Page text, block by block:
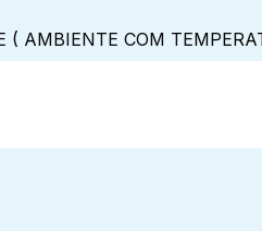
AMBIENTE COM